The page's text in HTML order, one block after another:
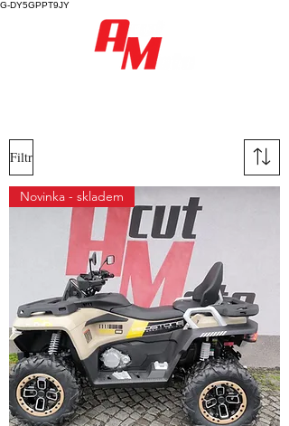
G-DY5GPPT9JY
Filtr
Novinka - skladem